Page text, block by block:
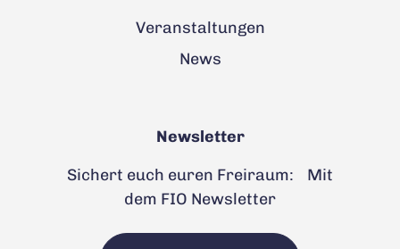
Veranstaltungen
News
Newsletter
Sichert euch euren Freiraum: Mit
dem FIO Newsletter